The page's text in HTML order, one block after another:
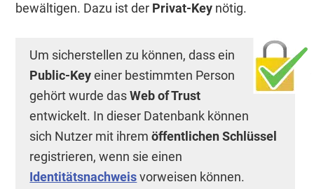
bewältigen. Dazu ist der Privat-Key nötig.
Um sicherstellen zu können, dass ein
Public-Keyeiner bestimmten Person
gehört wurde dasWeb of Trust
entwickelt. In dieser Datenbank können
sich Nutzer mit ihrem öffentlichen Schlüssel
registrieren, wenn sie einen
Identitätsnachweis vorweisen können.